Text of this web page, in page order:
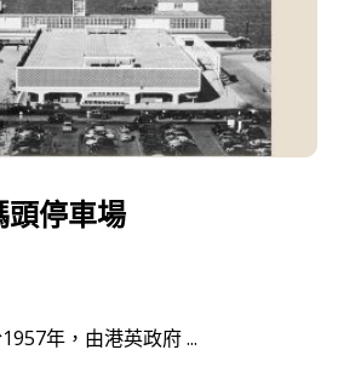
頭停車場
年，由港英政府 ...